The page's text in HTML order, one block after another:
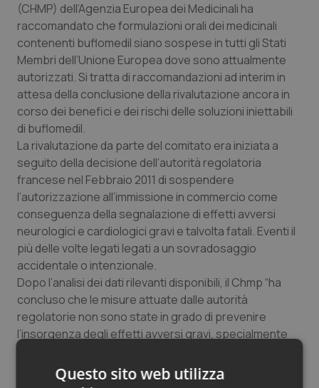
Quotidiano Pediatria
Rene & patologie urogenitali
Salute orale & impianti
Sangue & coagulazione
Tiroide
Tumore al seno
Tumore ovarico
Tumori del Polmone & Testa Collo
Tumori gastrointestinali
Ulcera & Reflusso
Vaccini
(CHMP) dell’Agenzia Europea dei Medicinali ha
raccomandato che formulazioni orali dei medicinali
contenenti buflomedil siano sospese in tutti gli Stati
Membri dell’Unione Europea dove sono attualmente
autorizzati. Si tratta di raccomandazioni ad interim in
attesa della conclusione della rivalutazione ancora in
corso dei benefici e dei rischi delle soluzioni iniettabili
di buflomedil.
La rivalutazione da parte del comitato era iniziata a
seguito della decisione dell’autorità regolatoria
francese nel Febbraio 2011 di sospendere
l’autorizzazione all’immissione in commercio come
conseguenza della segnalazione di effetti avversi
neurologici e cardiologici gravi e talvolta fatali. Eventi il
più delle volte legati legati a un sovradosaggio
accidentale o intenzionale.
Dopo l’analisi dei dati rilevanti disponibili, il Chmp “ha
concluso che le misure attuate dalle autorità
regolatorie non sono state in grado di prevenire
l’insorgenza degli effetti avversi gravi, specialmente
limitato per i pazienti”.
Questo sito web utilizza